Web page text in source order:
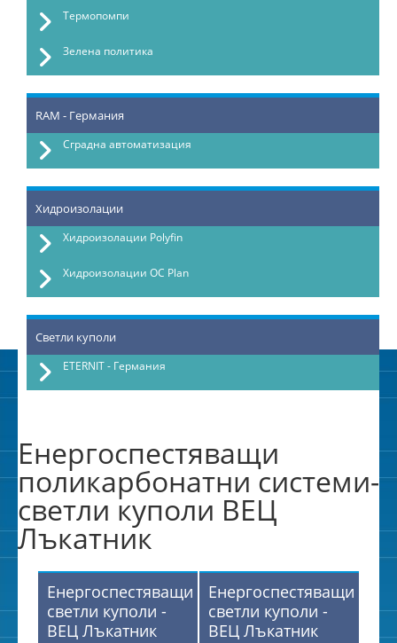
Термопомпи
Зелена политика
RAM - Германия
Сградна автоматизация
Хидроизолации
Хидроизолации Polyfin
Хидроизолации OC Plan
Светли куполи
ETERNIT - Германия
Енергоспестяващи
поликарбонатни системи-
светли куполи ВЕЦ
Лъкатник
Енергоспестяващи
светли куполи -
ВЕЦ Лъкатник
Енергоспестяващи
светли куполи -
ВЕЦ Лъкатник